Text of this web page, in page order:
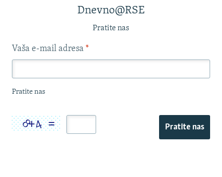
Dnevno@RSE
Pratite nas
Vaša e-mail adresa *
Pratite nas
Pratite nas